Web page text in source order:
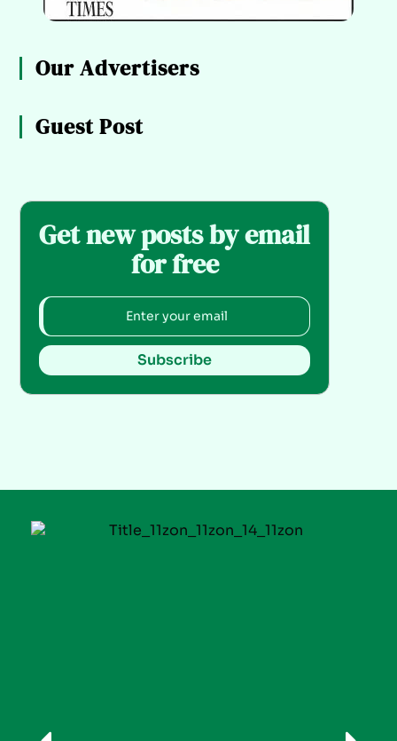
Our Advertisers
Guest Post
Get new posts by email
for free
Subscribe